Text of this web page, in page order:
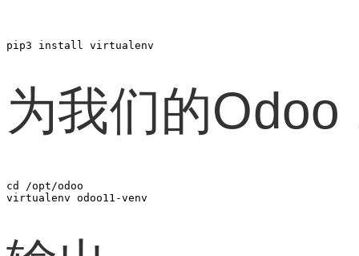
pip3 install virtualenv
为我们的
cd /opt/odoo
virtualenv odoo11-venv